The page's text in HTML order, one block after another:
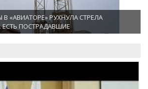
«АВИАТОРЕ» РУХНУЛА СТРЕЛА
ПОСТРАДАВШИЕ